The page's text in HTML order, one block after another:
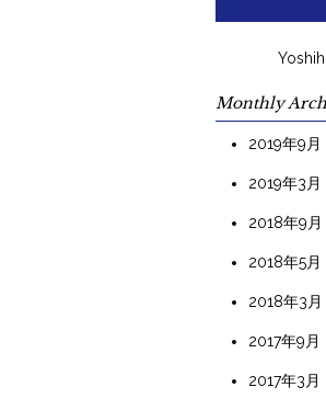
Monthly
2019年9月
2019年3月
2018年9月
2018年5月
2018年3月
2017年9月
2017年3月